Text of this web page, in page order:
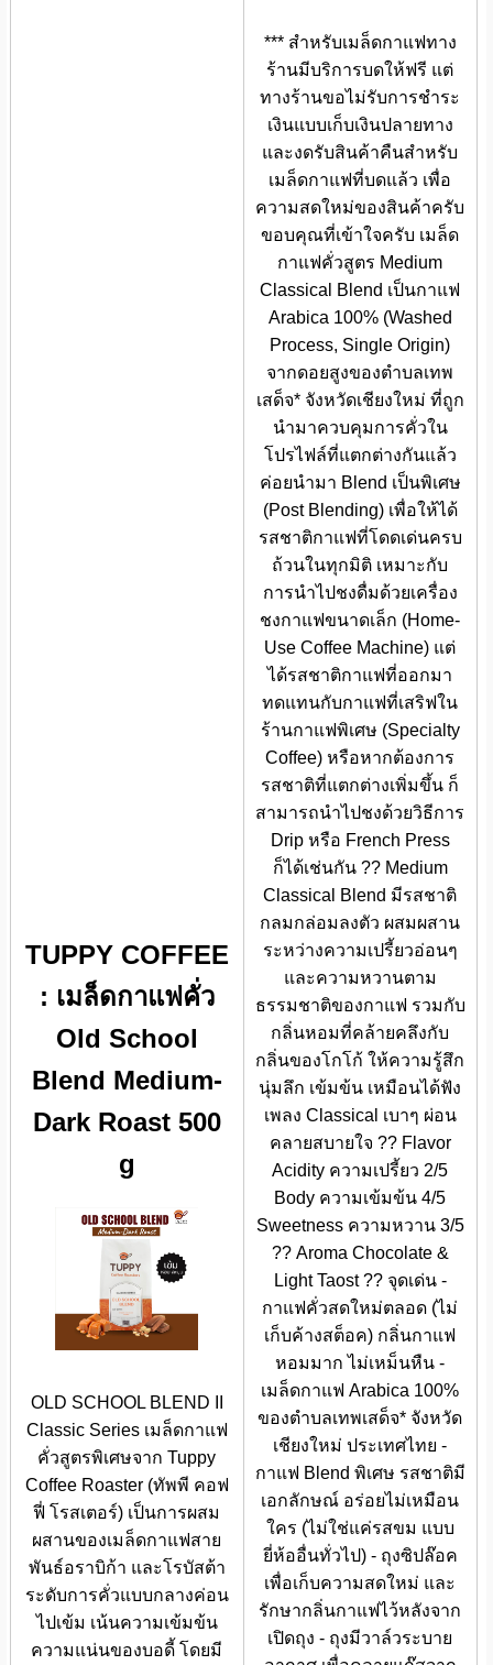
TUPPY COFFEE
: เมล็ดกาแฟคั่ว
Old School
Blend Medium-
Dark Roast 500
g
OLD SCHOOL BLEND II
Classic Series เมล็ดกาแฟ
คั่วสูตรพิเศษจาก Tuppy
Coffee Roaster (ทัพพี คอฟ
ฟี่ โรสเตอร์) เป็นการผสม
ผสานของเมล็ดกาแฟสาย
พันธ์อราบิก้า และโรบัสต้า
ระดับการคั่วแบบกลางค่อน
ไปเข้ม เน้นความเข้มข้น
ความแน่นของบอดี้ โดยมี
*** สำหรับเมล็ดกาแฟทาง
ร้านมีบริการบดให้ฟรี แต่
ทางร้านขอไม่รับการชำระ
เงินแบบเก็บเงินปลายทาง
และงดรับสินค้าคืนสำหรับ
เมล็ดกาแฟที่บดแล้ว เพื่อ
ความสดใหม่ของสินค้าครับ
ขอบคุณที่เข้าใจครับ เมล็ด
กาแฟคั่วสูตร Medium
Classical Blend เป็นกาแฟ
Arabica 100% (Washed
Process, Single Origin)
จากดอยสูงของตำบลเทพ
เสด็จ* จังหวัดเชียงใหม่ ที่ถูก
นำมาควบคุมการคั่วใน
โปรไฟล์ที่แตกต่างกันแล้ว
ค่อยนำมา Blend เป็นพิเศษ
(Post Blending) เพื่อให้ได้
รสชาติกาแฟที่โดดเด่นครบ
ถ้วนในทุกมิติ เหมาะกับ
การนำไปชงดื่มด้วยเครื่อง
ชงกาแฟขนาดเล็ก (Home-
Use Coffee Machine) แต่
ได้รสชาติกาแฟที่ออกมา
ทดแทนกับกาแฟที่เสริฟใน
ร้านกาแฟพิเศษ (Specialty
Coffee) หรือหากต้องการ
รสชาติที่แตกต่างเพิ่มขึ้น ก็
สามารถนำไปชงด้วยวิธีการ
Drip หรือ French Press
ก็ได้เช่นกัน ?? Medium
Classical Blend มีรสชาติ
กลมกล่อมลงตัว ผสมผสาน
ระหว่างความเปรี้ยวอ่อนๆ
และความหวานตาม
ธรรมชาติของกาแฟ รวมกับ
กลิ่นหอมที่คล้ายคลึงกับ
กลิ่นของโกโก้ ให้ความรู้สึก
นุ่มลึก เข้มข้น เหมือนได้ฟัง
เพลง Classical เบาๆ ผ่อน
คลายสบายใจ ?? Flavor
Acidity ความเปรี้ยว 2/5
Body ความเข้มข้น 4/5
Sweetness ความหวาน 3/5
?? Aroma Chocolate &
Light Taost ?? จุดเด่น -
กาแฟคั่วสดใหม่ตลอด (ไม่
เก็บค้างสต็อค) กลิ่นกาแฟ
หอมมาก ไม่เหม็นหืน -
เมล็ดกาแฟ Arabica 100%
ของตำบลเทพเสด็จ* จังหวัด
เชียงใหม่ ประเทศไทย -
กาแฟ Blend พิเศษ รสชาติมี
เอกลักษณ์ อร่อยไม่เหมือน
ใคร (ไม่ใช่แค่รสขม แบบ
ยี่ห้ออื่นทั่วไป) - ถุงซิปล๊อค
เพื่อเก็บความสดใหม่ และ
รักษากลิ่นกาแฟไว้หลังจาก
เปิดถุง - ถุงมีวาล์วระบาย